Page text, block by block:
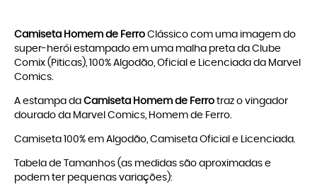
Camiseta Homem de Ferro Clássico com uma imagem do
super-herói estampado em uma malha preta da Clube
Comix (Piticas), 100% Algodão, Oficial e Licenciada da Marvel
Comics.
A estampa da Camiseta Homem de Ferro traz o vingador
dourado da Marvel Comics, Homem de Ferro.
Camiseta 100% em Algodão, Camiseta Oficial e Licenciada.
Tabela de Tamanhos (as medidas são aproximadas e
podem ter pequenas variações):